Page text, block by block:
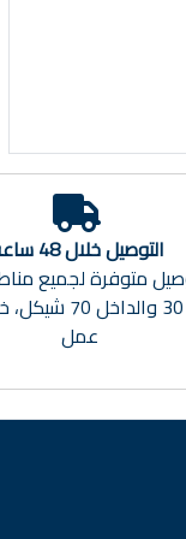
التوصيل خلال 48 ساعة
عمل